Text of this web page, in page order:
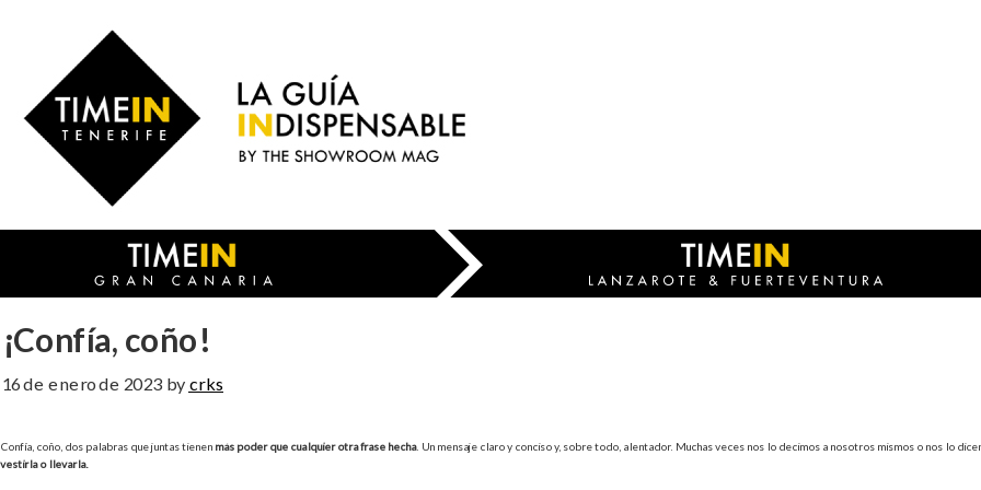
Gran
Canaria
¡Confía, coño!
16 de enero de 2023 by crks
Confía, coño, dos palabras que juntas tienen más poder que cualquier otra frase hecha. Un mensaje claro y conciso y, sobre todo, alentador. Muchas veces nos lo decimos a nosotros mismos o nos lo
vestirla o llevarla.